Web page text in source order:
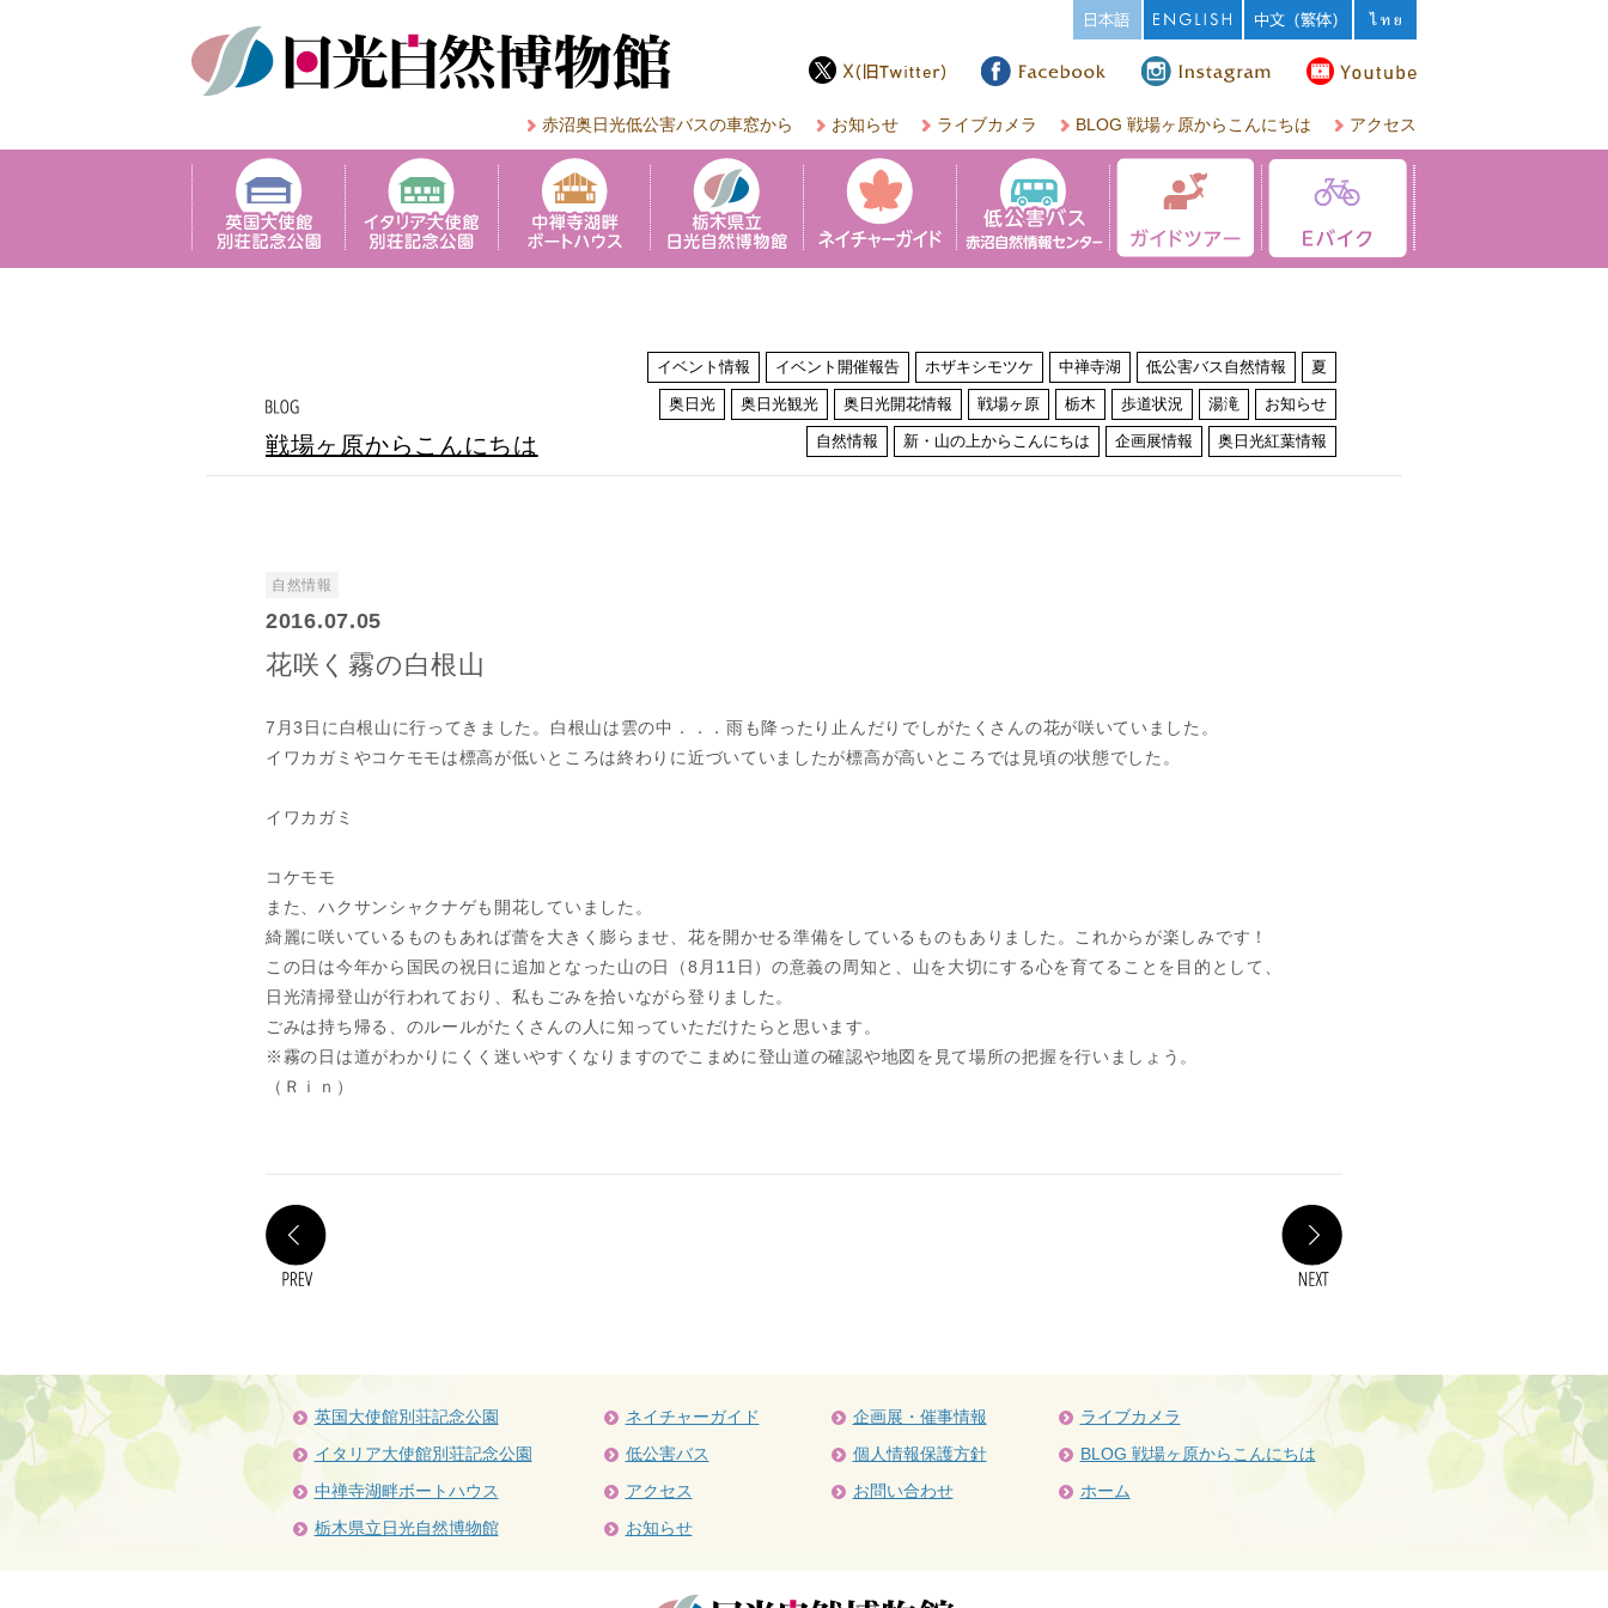
赤沼奥日光低公害バスの車窓から お知らせ ライブカメラ BLOG 戦場ヶ原からこんにちは アクセス
戦場ヶ原からこんにちは
イベント情報 イベント開催報告 ホザキシモツケ 中禅寺湖 低公害バス自然情報 夏
奥日光 奥日光観光 奥日光開花情報 戦場ヶ原 栃木 歩道状況 湯滝 お知らせ
自然情報 新・山の上からこんにちは 企画展情報 奥日光紅葉情報
自然情報
2016.07.05
花咲く霧の白根山
7月3日に白根山に行ってきました。白根山は雲の中．．．雨も降ったり止んだりでしがたくさんの花が咲いていました。
イワカガミやコケモモは標高が低いところは終わりに近づいていましたが標高が高いところでは見頃の状態でした。
イワカガミ
コケモモ
また、ハクサンシャクナゲも開花していました。
綺麗に咲いているものもあれば蕾を大きく膨らませ、花を開かせる準備をしているものもありました。これからが楽しみです！
この日は今年から国民の祝日に追加となった山の日（8月11日）の意義の周知と、山を大切にする心を育てることを目的として、
日光清掃登山が行われており、私もごみを拾いながら登りました。
ごみは持ち帰る、のルールがたくさんの人に知っていただけたらと思います。
※霧の日は道がわかりにくく迷いやすくなりますのでこまめに登山道の確認や地図を見て場所の把握を行いましょう。
（Ｒｉｎ）
英国大使館別荘記念公園
イタリア大使館別荘記念公園
中禅寺湖畔ボートハウス
栃木県立日光自然博物館
ネイチャーガイド
低公害バス
アクセス
お知らせ
企画展・催事情報
個人情報保護方針
お問い合わせ
ライブカメラ
BLOG 戦場ヶ原からこんにちは
ホーム